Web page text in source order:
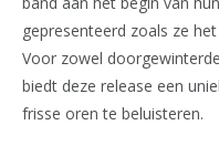
gepresenteerd zoals ze
Voor zowel
biedt deze release een
frisse oren te beluisteren.